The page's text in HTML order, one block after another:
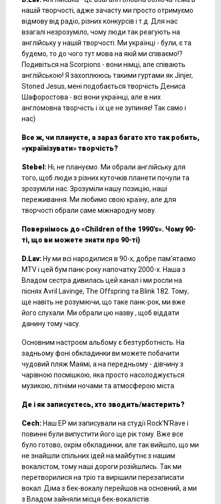
нашій творчості, адже зачасту ми просто отримуємо
відмову від радіо, різних конкурсів і т.д. Для нас
взагалі незрозуміло, чому люди так реагують на
англійську у нашій творчості. Ми українці - були, є та
будемо, то до чого тут мова на якій ми співаємо!?
Подивіться на Scorpions - вони німці, але співають
англійською! Я захоплююсь такими гуртами як Jinjer,
Stoned Jesus, мені подобається творчість Дениса
Шафоростова - всі вони українці, але в них
англомовна творчість і їх це не зупиняє! Так само і
нас)
Все ж, чи плануєте, а зараз багато хто так робить,
«українізувати» творчість?
Stebel: Ні, не плануємо. Ми обрали англійську для
того, щоб люди з різних куточків планети почули та
зрозуміли нас. Зрозуміли нашу позицію, наші
переживання. Ми любимо свою країну, але для
творчості обрали саме міжнародну мову.
Повернімось до «Children of the 1990's». Чому 90-
ті, що ви можете знати про 90-ті)
D.Lav: Ну ми всі народилися в 90-х, добре пам'ятаємо
МTV і цей бум панк-року напочатку 2000-х. Наша з
Владом сестра дивилась цей канал і ми росли на
піснях Avril Lavinge, The Offspring та Blink 182. Тому,
ще навіть не розуміючи, що таке панк-рок, ми вже
його слухали. Ми обрали цю назву , щоб віддати
данину тому часу.
Основним настроєм альбому є безтурботність. На
задньому фоні обкладинки ви можете побачити
чудовий пляж Маямі, а на передньому - дівчину з
чарівною посмішкою, яка просто насолоджується
музикою, літніми ночами та атмосферою міста.
Де і як записуєтесь, хто зводить/мастерить?
Cech: Наш ЕР ми записували на студії Rock'N'Rave і
повинні були випустити його ще рік тому. Вже все
було готово, окрім обкладинки, але так вийшло, що ми
не знайшли спільних ідей на майбутнє з нашим
вокалістом, тому наші дороги розійшлись. Так ми
перетворилися на тріо та вирішили перезаписати
вокал. Діма з бек-вокалу перейшов на основний, а ми
з Владом зайняли місця бек-вокалістів.